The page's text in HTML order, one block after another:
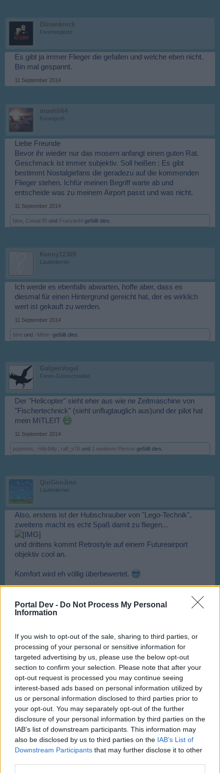
Portal Dev - Do Not Process My Personal
Information
If you wish to opt-out of the sale, sharing to third parties, or
processing of your personal or sensitive information for
targeted advertising by us, please use the below opt-out
section to confirm your selection. Please note that after your
opt-out request is processed you may continue seeing
interest-based ads based on personal information utilized by
us or personal information disclosed to third parties prior to
your opt-out. You may separately opt-out of the further
disclosure of your personal information by third parties on the
IAB’s list of downstream participants. This information may
also be disclosed by us to third parties on the IAB’s List of
Downstream Participants that may further disclose it to other
Düsenknick
Forenexperte
Es gibt ja immer Flieger die gefallen und welche eben nicht.
Bin mal gespannt.
11 September 2014
muehli64
Forenprofi
Liebe Freunde
Bevor ihr wieder nur das mosern anfangt einen guten Rat.
Geschmack ist immer subjektiv. Soll heißen : Es gibt
bestimmt Nostalgiefans die geradezu auf die kommenden
Flieger stehen. Ichfür meinen Begriff warte ab und
entscheide was zu meinem Airport passt und was nicht.
11 September 2014
bine Conair35 und Franzie44 gefällt dies.
Kenny12369
Laufenlerner
Ich werde es ebenfalls abwarten, hoffe aber, dass es
diesmal für einen Hintergrund gereicht hat, der es wirklich
wert ist gekauft zu werden.
11 September 2014
bine und ~Mimi~ gefällt dies.
GalgenVogel
Foren-Grünschnabel
Der "Helicopter" sieht eher aus wie ne Zeitmaschine von
"Fischertechnick" (sieht unflugtauglich aus)und der pilot hat
mein MITLEIT
11 September 2014
popmots .HillyBilly. ralf_s76 und 1 weiteren Person gefällt dies.
QuiGonJinn
Laufenlerner
Also, erstens ist der Hubschrauber von "Lego-Technik",
zweitens macht es echt Spaß damit zu fliegen...
und drittens kommt Retrostyle auf einem Futureairport
objektiv cool an.
Komfort wird eh völlig überbewertet.
11 September 2014
bineund ralf_s76 gefällt dies.
JF2106
Foren-Graf
Ist halt das " History Event Teil 2 "
Das Gebäude hat mich zuerst an den Film " Nachts im
Museum " erinnert
Fliegen dort nicht auch die Flugzeuge
durch das Museum?
Aber Spaß bei Seite: Hauptsache ist = gute Werte und
laaaaange Flugzeiten
auch wenn es Nostalgie-Flieger
sind!
Zu den Design der Flieger: Es kommen auch wieder andere
Flieger. Wer diese nicht mag, lässt es halt.
und keine "fliegenden Weihnachtsmänner"